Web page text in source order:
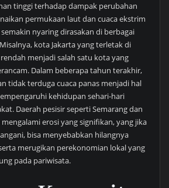
tinggi terhadap dampak perubahan
permukaan laut dan cuaca ekstrim
nyaring dirasakan di berbagai
kota Jakarta yang terletak di
menjadi salah satu kota yang
Dalam beberapa tahun terakhir,
tidak terduga cuaca panas menjadi hal
kehidupan sehari-hari
Daerah pesisir seperti Semarang dan
mengalami erosi yang signifikan, yang jika
bisa menyebabkan hilangnya
merugikan perekonomian lokal yang
pada pariwisata.